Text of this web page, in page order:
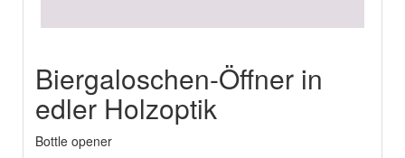
Biergaloschen-Öffner in
edler Holzoptik
Bottle opener